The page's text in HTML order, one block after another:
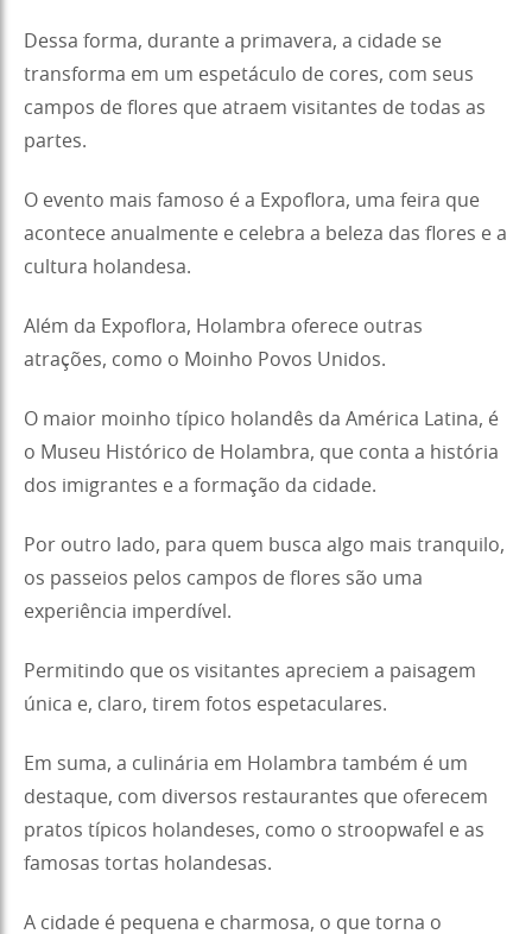
Dessa forma, durante a primavera, a cidade se
transforma em um espetáculo de cores, com seus
campos de flores que atraem visitantes de todas as
partes.
O evento mais famoso é a Expoflora, uma feira que
acontece anualmente e celebra a beleza das flores e a
cultura holandesa.
Além da Expoflora, Holambra oferece outras
atrações, como o Moinho Povos Unidos.
O maior moinho típico holandês da América Latina, é
o Museu Histórico de Holambra, que conta a história
dos imigrantes e a formação da cidade.
Por outro lado, para quem busca algo mais tranquilo,
os passeios pelos campos de flores são uma
experiência imperdível.
Permitindo que os visitantes apreciem a paisagem
única e, claro, tirem fotos espetaculares.
Em suma, a culinária em Holambra também é um
destaque, com diversos restaurantes que oferecem
pratos típicos holandeses, como o stroopwafel e as
famosas tortas holandesas.
A cidade é pequena e charmosa, o que torna o